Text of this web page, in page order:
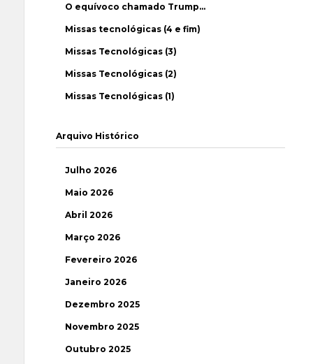
O equívoco chamado Trump…
Missas tecnológicas (4 e fim)
Missas Tecnológicas (3)
Missas Tecnológicas (2)
Missas Tecnológicas (1)
Arquivo Histórico
Julho 2026
Maio 2026
Abril 2026
Março 2026
Fevereiro 2026
Janeiro 2026
Dezembro 2025
Novembro 2025
Outubro 2025